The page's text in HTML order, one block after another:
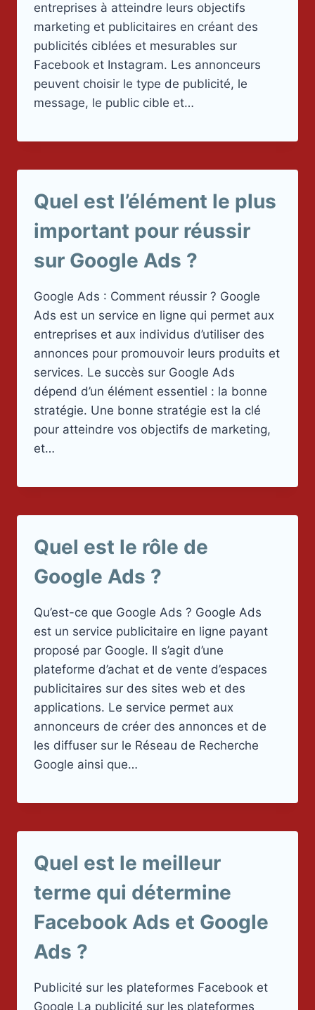
entreprises à atteindre leurs objectifs
marketing et publicitaires en créant des
publicités ciblées et mesurables sur
Facebook et Instagram. Les annonceurs
peuvent choisir le type de publicité, le
message, le public cible et…
Quel est l’élément le plus
important pour réussir
sur Google Ads ?
Google Ads : Comment réussir ? Google
Ads est un service en ligne qui permet aux
entreprises et aux individus d’utiliser des
annonces pour promouvoir leurs produits et
services. Le succès sur Google Ads
dépend d’un élément essentiel : la bonne
stratégie. Une bonne stratégie est la clé
pour atteindre vos objectifs de marketing,
et…
Quel est le rôle de
Google Ads ?
Qu’est-ce que Google Ads ? Google Ads
est un service publicitaire en ligne payant
proposé par Google. Il s’agit d’une
plateforme d’achat et de vente d’espaces
publicitaires sur des sites web et des
applications. Le service permet aux
annonceurs de créer des annonces et de
les diffuser sur le Réseau de Recherche
Google ainsi que…
Quel est le meilleur
terme qui détermine
Facebook Ads et Google
Ads ?
Publicité sur les plateformes Facebook et
Google La publicité sur les plateformes